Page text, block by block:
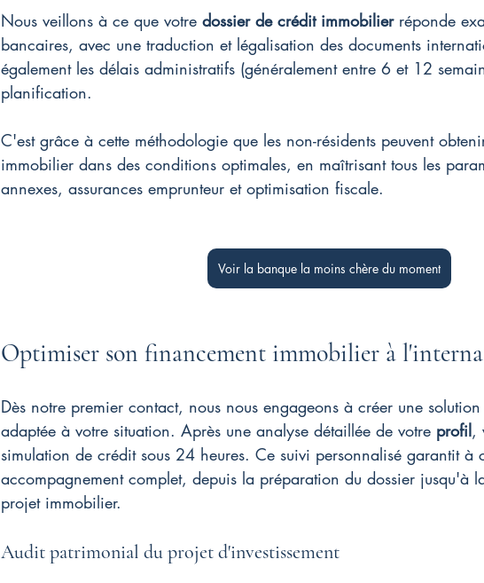
Nous veillons à ce que votre dossier de crédit immobilier réponde
bancaires, avec une traduction et légalisation des documents
également les délais administratifs (généralement entre 6 et 12
planification.
C'est grâce à cette méthodologie que les non-résidents peuvent
immobilier dans des conditions optimales, en maîtrisant tous les
annexes, assurances emprunteur et optimisation fiscale.
Voir la banque la moins chère du moment
Optimiser son financement immobilier à
Dès notre premier contact, nous nous engageons à créer une
adaptée à votre situation. Après une analyse détaillée de votre profil,
simulation de crédit sous 24 heures. Ce suivi personnalisé garantit à
accompagnement complet, depuis la préparation du dossier jusqu'à
projet immobilier.
Audit patrimonial du projet d'investissement